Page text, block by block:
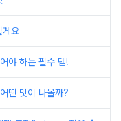
게요
야 하는 필수 템!
떤 맛이 나올까?